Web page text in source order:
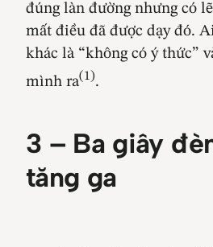
đúng làn đường nhưng có
mất điều đã được dạy đó.
khác là “không có ý thức”
mình ra(1).
3 – Ba giây
tăng ga